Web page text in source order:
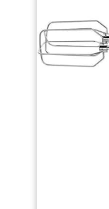
une
rapide des
un usage
mètre et
à ranger